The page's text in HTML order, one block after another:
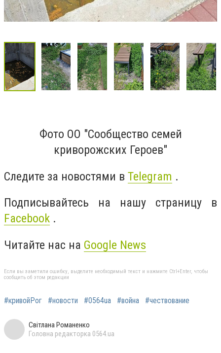
Фото ОО "Сообщество семей
криворожских Героев"
Следите за новостями в Telegram .
Подписывайтесь на нашу страницу в
Facebook .
Читайте нас на Google News
Если вы заметили ошибку, выделите необходимый текст и нажмите Ctrl+Enter, чтобы
сообщить об этом редакции
#кривойРог #новости #0564ua #война #чествование
Світлана Романенко
Головна редакторка 0564.ua